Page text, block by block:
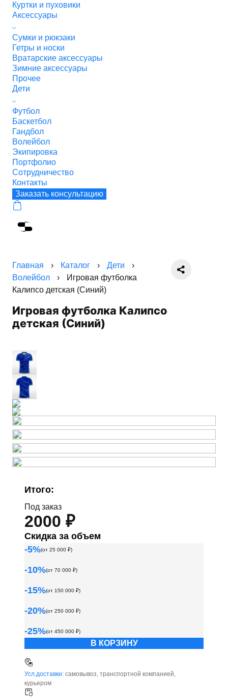
Куртки и пуховики
Аксессуары
Сумки и рюкзаки
Гетры и носки
Вратарские аксессуары
Зимние аксессуары
Прочее
Дети
Футбол
Баскетбол
Гандбол
Волейбол
Экипировка
Портфолио
Сотрудничество
Контакты
Заказать консультацию
Главная › Каталог › Дети
›
Волейбол
›
Игровая футболка
Калипсо детская (Синий)
Игровая футболка Калипсо
детская (Синий)
Итого:
Под заказ
2000 ₽
Скидка за объем
-5%(от 25 000 ₽)
-10%(от 70 000 ₽)
-15%(от 150 000 ₽)
-20%(от 250 000 ₽)
-25%(от 450 000 ₽)
В КОРЗИНУ
Усл.доставки: самовывоз, транспортной компанией,
курьером